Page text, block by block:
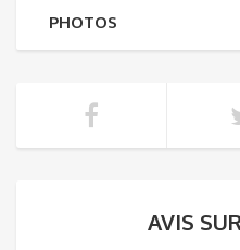
PHOTOS
AVIS